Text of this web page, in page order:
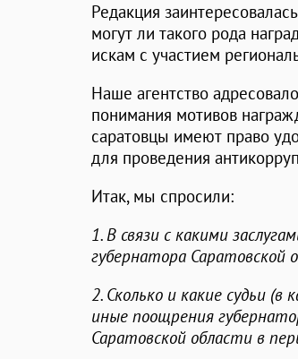
Редакция
могут ли такого рода
искам с участием
Наше агентство
понимания мотивов
саратовцы имеют право
для проведения
Итак, мы спросили:
1. В связи с какими
губернатора Саратовской
2. Сколько и какие судьи
иные поощрения
Саратовской области в